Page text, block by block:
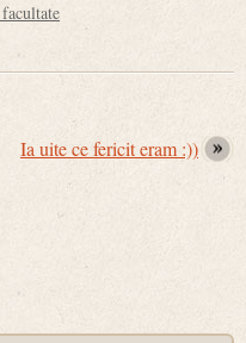
Ia uite ce fericit eram :))